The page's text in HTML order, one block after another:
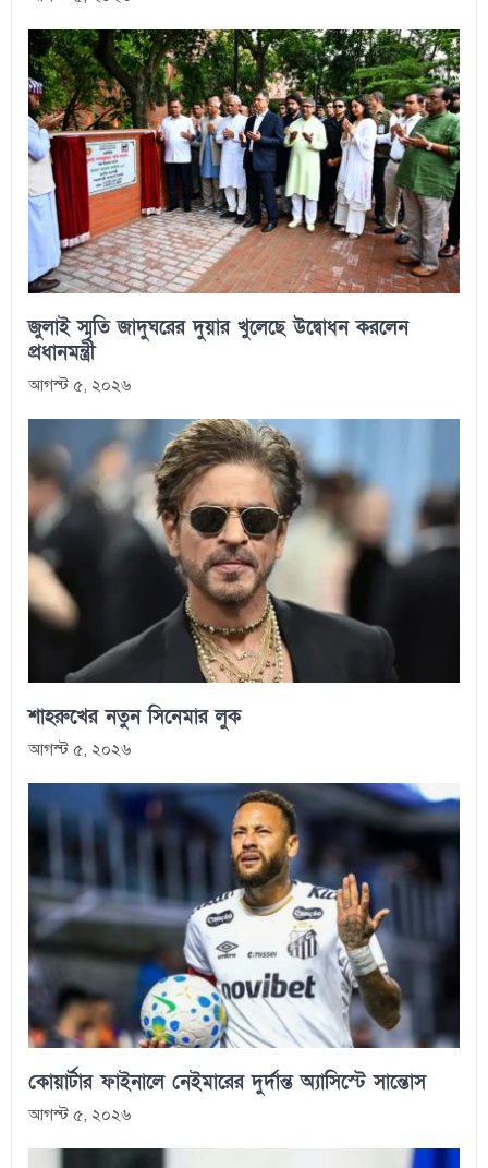
জুলাই স্মৃতি জাদুঘরের দুয়ার খুলেছে উদ্বোধন করলেন
প্রধানমন্ত্রী
আগস্ট ৫, ২০২৬
শাহরুখের নতুন সিনেমার লুক
আগস্ট ৫, ২০২৬
কোয়ার্টার ফাইনালে নেইমারের দুর্দান্ত অ্যাসিস্টে সান্তোস
আগস্ট ৫, ২০২৬